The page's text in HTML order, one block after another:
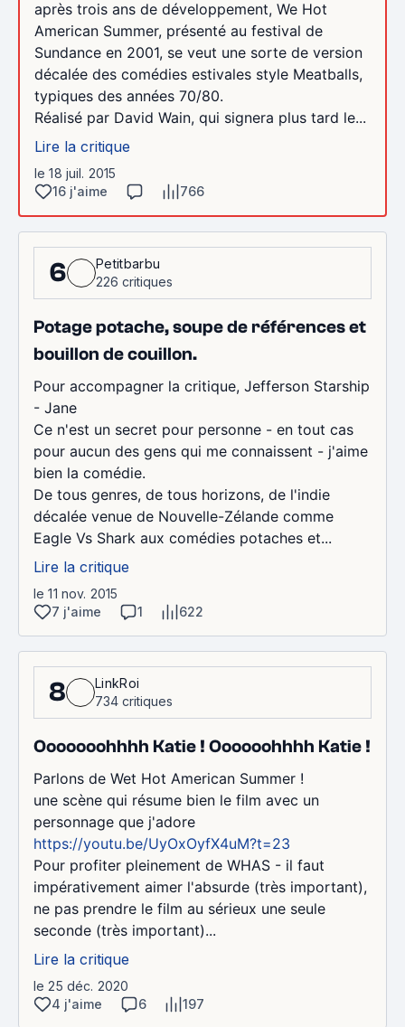
après trois ans de développement, We Hot
American Summer, présenté au festival de
Sundance en 2001, se veut une sorte de version
décalée des comédies estivales style Meatballs,
typiques des années 70/80.
Réalisé par David Wain, qui signera plus tard le...
Lire la critique
le 18 juil. 2015
16 j'aime
766
6
Petitbarbu
226 critiques
Potage potache, soupe de références et
bouillon de couillon.
Pour accompagner la critique, Jefferson Starship
- Jane
Ce n'est un secret pour personne - en tout cas
pour aucun des gens qui me connaissent - j'aime
bien la comédie.
De tous genres, de tous horizons, de l'indie
décalée venue de Nouvelle-Zélande comme
Eagle Vs Shark aux comédies potaches et...
Lire la critique
le 11 nov. 2015
7 j'aime
1 622
8
LinkRoi
734 critiques
Ooooooohhhh Katie ! Oooooohhhh Katie !
Parlons de Wet Hot American Summer !
une scène qui résume bien le film avec un
personnage que j'adore
https://youtu.be/UyOxOyfX4uM?t=23
Pour profiter pleinement de WHAS - il faut
impérativement aimer l'absurde (très important),
ne pas prendre le film au sérieux une seule
seconde (très important)...
Lire la critique
le 25 déc. 2020
4 j'aime
6 197